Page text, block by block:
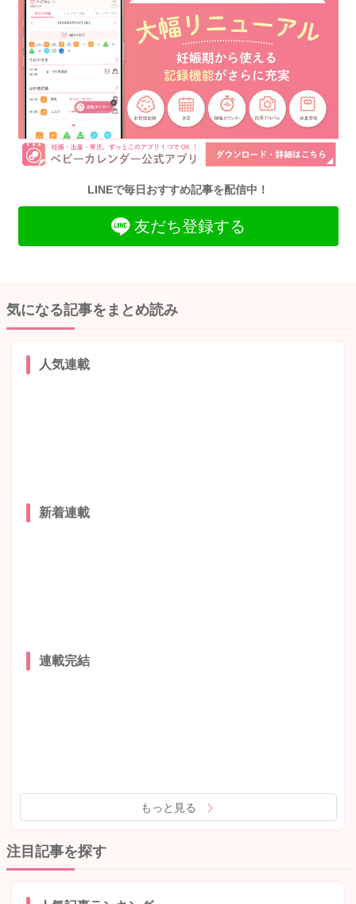
LINEで毎日おすすめ記事を配信中！
友だち登録する
気になる記事をまとめ読み
人気連載
新着連載
連載完結
もっと見る
注目記事を探す